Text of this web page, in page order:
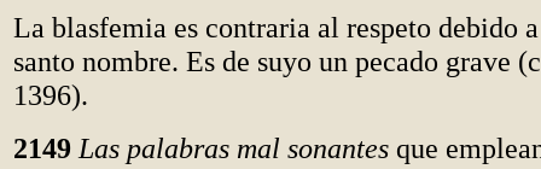
La blasfemia es contraria al respeto debido
santo nombre. Es de suyo un pecado grave
1396).
2149 Las palabras mal sonantes que